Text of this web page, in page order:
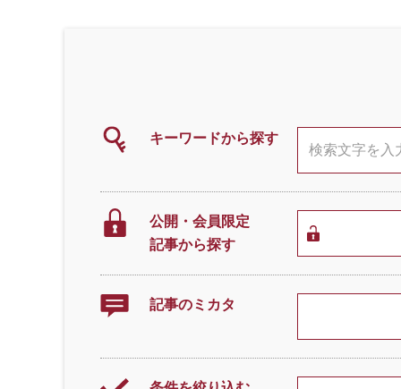
キーワードから探す
公開・会員限定
記事から探す
記事のミカタ